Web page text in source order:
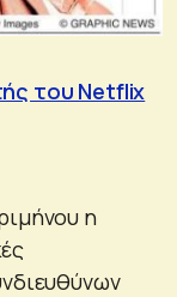
του Netflix
η